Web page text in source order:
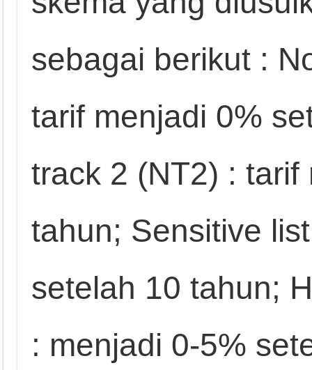
sebagai berikut :
tarif menjadi 0%
track 2 (NT2) :
tahun; Sensitive
setelah 10 tahun;
: menjadi 0-5%